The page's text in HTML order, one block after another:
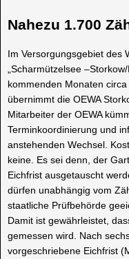
Nahezu 1.700
Im Versorgungsgebiet des
„Scharmützelsee
kommenden Monaten
übernimmt die OEWA
Mitarbeiter der OEWA
Terminkoordinierung und
anstehenden Wechsel.
keine. Es sei denn, der
Eichfrist ausgetauscht
dürfen unabhängig vom
staatliche Prüfbehörde
Damit ist gewährleistet,
gemessen wird. Nach
vorgeschriebene Eichfrist